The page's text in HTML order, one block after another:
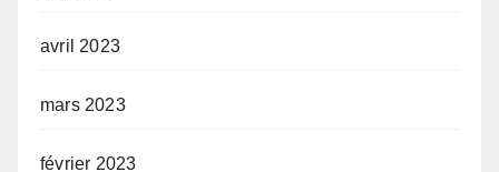
avril 2023
mars 2023
février 2023